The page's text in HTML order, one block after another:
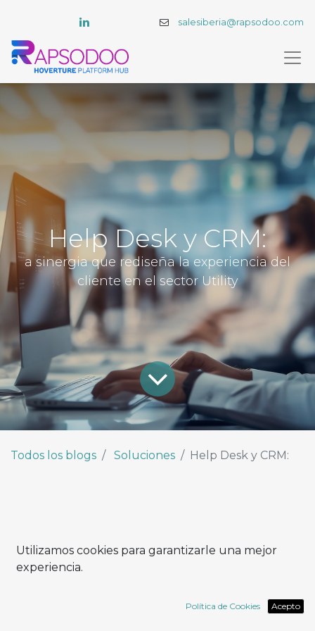
salesiberia@rapsodoo.com
Help Desk y CRM:
a sinergia que rediseña la experiencia del
cliente en el sector Utility
Todos los blogs Soluciones Help Desk y CRM:
De la asistencia a la relación:
cómo cambia el concepto de
Utilizamos cookies para garantizarle una mejor
experiencia.
Política de Cookies Acepto